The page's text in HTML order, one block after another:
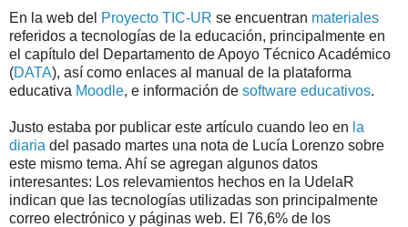
En la web del Proyecto TIC-UR se encuentran materiales
referidos a tecnologías de la educación, principalmente en
el capítulo del Departamento de Apoyo Técnico Académico
(DATA), así como enlaces al manual de la plataforma
educativa Moodle, e información de software educativos.
Justo estaba por publicar este artículo cuando leo en la
diaria del pasado martes una nota de Lucía Lorenzo sobre
este mismo tema. Ahí se agregan algunos datos
interesantes: Los relevamientos hechos en la UdelaR
indican que las tecnologías utilizadas son principalmente
correo electrónico y páginas web. El 76,6% de los